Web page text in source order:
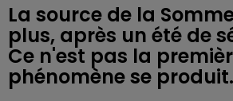
La source de la
plus, après un été de
Ce n'est pas la
phénomène se produit.